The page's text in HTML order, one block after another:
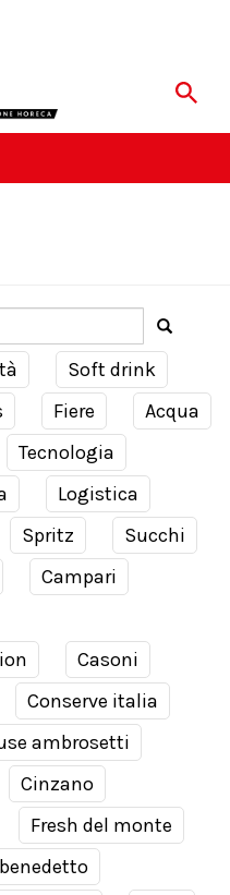
Soft drink
Fiere
Acqua
Tecnologia
Logistica
Spritz
Succhi
Campari
Casoni
Conserve italia
ambrosetti
Cinzano
Fresh del monte